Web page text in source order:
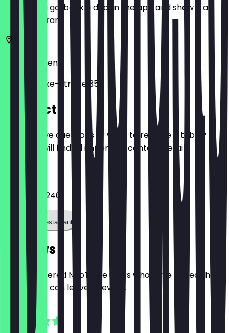
Before you go, book a deal in the app and show it at
the restaurant.
Bremen
Graf-Moltke-Straße 35
Contact
Do you have questions or want to reserve a table?
Here you will find all important contact details.
Phone
042151704240
Call the restaurant
Reviews
Only registered NeoTaste users who have visited the
restaurant can leave a review.